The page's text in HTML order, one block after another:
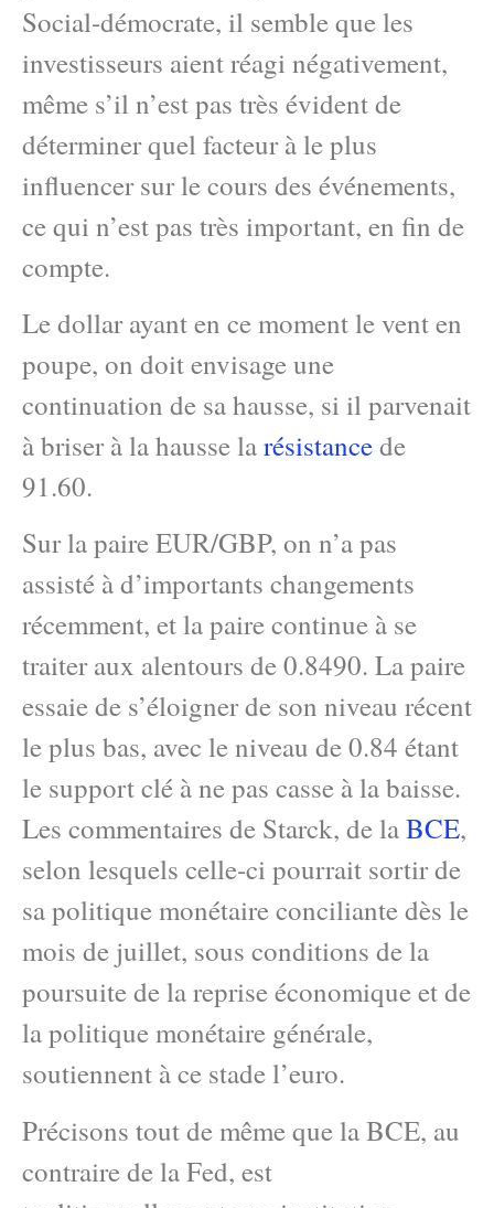
Social-démocrate, il semble que les
investisseurs aient réagi négativement,
même s’il n’est pas très évident de
déterminer quel facteur à le plus
influencer sur le cours des événements,
ce qui n’est pas très important, en fin de
compte.
Le dollar ayant en ce moment le vent en
poupe, on doit envisage une
continuation de sa hausse, si il parvenait
à briser à la hausse larésistancede
91.60.
Sur la paire EUR/GBP, on n’a pas
assisté à d’importants changements
récemment, et la paire continue à se
traiter aux alentours de 0.8490. La paire
essaie de s’éloigner de son niveau récent
le plus bas, avec le niveau de 0.84 étant
le support clé à ne pas casse à la baisse.
Les commentaires de Starck, de laBCE,
selon lesquels celle-ci pourrait sortir de
sa politique monétaire conciliante dès le
mois de juillet, sous conditions de la
poursuite de la reprise économique et de
la politique monétaire générale,
soutiennent à ce stade l’euro.
Précisons tout de même que la BCE, au
contraire de la Fed, est